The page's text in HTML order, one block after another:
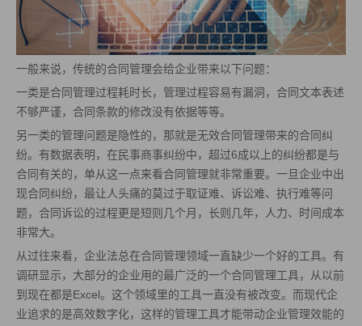
一般来说，传统的合同管理会给企业带来以下问题：
一类是合同管理过程耗时长，管理过程容易有漏洞，合同文本表述
不够严谨，合同条款的修改没有依据等等。
另一类的管理问题是隐性的，那就是无效合同管理带来的合同纠
纷。有数据表明，在民事商事纠纷中，超过6成以上的纠纷都是与
合同有关的，单从这一点来看合同管理就非常重要。一旦企业中出
现合同纠纷，最让人头痛的莫过于取证难、诉讼难、执行难等问
题，合同诉讼的过程更是短则几个月，长则几年，人力、时间成本
非常大。
从过往来看，企业法总在合同管理领域一直缺少一个好的工具。有
调研显示，大部分的企业用的最广泛的一个合同管理工具，从以前
到现在都是Excel。这个领域里的工具一直没有被改变。而现代企
业追求的是高效数字化，这样的管理工具才能带动企业管理效能的